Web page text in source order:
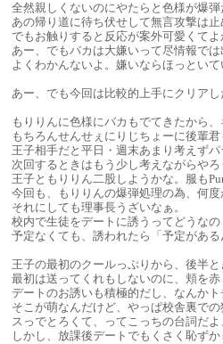
全然親しくないのにやたらと色様が爆弾
あの帰り道に待ち伏せして無言攻撃は
でもお触りすると反応が案外可愛くて
あー、でもバカは大嫌いって尽情報で
よくわかんないよ。嫌いならほっといて
あー、でも今回は比較的上手にクリアし
もりりんに色様にバカもでてきたから
もちろんせんせぇにりじちょーに後輩
王子相手だと平日・週末あまり考えず
次回するときはもう少し考えながらやろ
王子ともりりん二股しようかな。服も
今回も、もりりんの爆弾処理の為、何
それにしても理事長うざいなぁ。
校内で生徒をデートに誘うってどうなの
予定なくても、誘われたら「予定があ
王子の最初のクールっぷりから、後半
最初は送ってくれもしないのに、頬を
デートのお誘いも積極的だし、なんかト
そこが萌なんだけど、やっぱ校舎裏で
スっでとろくて、ってこっちの台詞だよ
しかし、放課後デートでもくさく恥ず